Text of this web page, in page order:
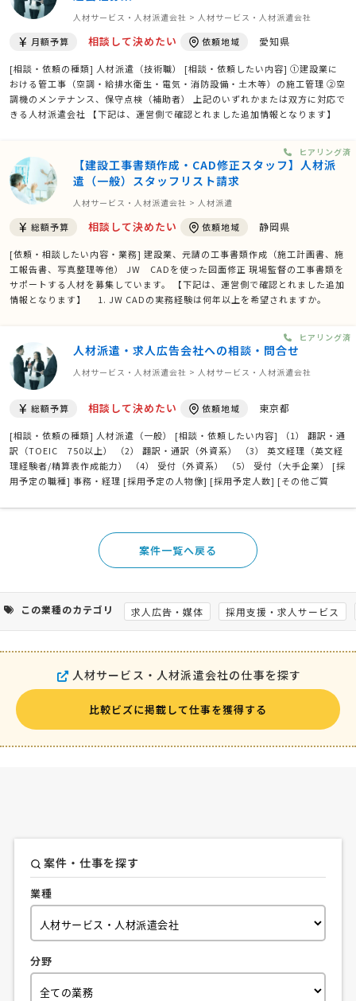
人材サービス・人材派遣会社 > 人材サービス・人材派遣会社
月額予算 相談して決めたい 依頼地域 愛知県
[相談・依頼の種類] 人材派遣（技術職） [相談・依頼したい内容] ①建設業に
おける管工事（空調・給排水衛生・電気・消防設備・土木等）の施工管理 ②空
調機のメンテナンス、保守点検（補助者） 上記のいずれかまたは双方に対応で
きる人材派遣会社 【下記は、運営側で確認とれました追加情報となります】
【建設工事書類作成・CAD修正スタッフ】人材派
遣（一般）スタッフリスト請求
人材サービス・人材派遣会社 > 人材派遣
総額予算 相談して決めたい 依頼地域 静岡県
[依頼・相談したい内容・業務] 建設業、元請の工事書類作成（施工計画書、施
工報告書、写真整理等他） JW CADを使った図面修正 現場監督の工事書類を
サポートする人材を募集しています。 【下記は、運営側で確認とれました追加
情報となります】 1. JW CADの実務経験は何年以上を希望されますか。
ヒアリング済
人材派遣・求人広告会社への相談・問合せ
人材サービス・人材派遣会社 > 人材サービス・人材派遣会社
総額予算 相談して決めたい 依頼地域 東京都
[相談・依頼の種類] 人材派遣（一般） [相談・依頼したい内容] （1） 翻訳・通
訳（TOEIC 750以上） （2） 翻訳・通訳（外資系） （3） 英文経理（英文経
理経験者/精算表作成能力） （4） 受付（外資系） （5） 受付（大手企業） [採
用予定の職種] 事務・経理 [採用予定の人物像] [採用予定人数] [その他ご質
(6)は別個の項目であり、(A) …
ヒアリング済
案件一覧へ戻る
この業種のカテゴリ 求人広告・媒体 採用支援・求人サービス
人材サービス・人材派遣会社の仕事を探す
比較ビズに掲載して仕事を獲得する
案件・仕事を探す
業種
分野